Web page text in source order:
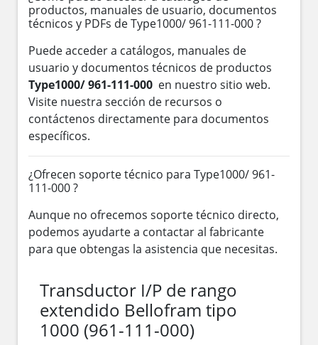
productos, manuales de usuario, documentos
técnicos y PDFs de Type1000/ 961-111-000 ?
Puede acceder a catálogos, manuales de
usuario y documentos técnicos de productos
Type1000/ 961-111-000 en nuestro sitio web.
Visite nuestra sección de recursos o
contáctenos directamente para documentos
específicos.
¿Ofrecen soporte técnico para Type1000/ 961-
111-000 ?
Aunque no ofrecemos soporte técnico directo,
podemos ayudarte a contactar al fabricante
para que obtengas la asistencia que necesitas.
Transductor I/P de rango
extendido Bellofram tipo
1000 (961-111-000)